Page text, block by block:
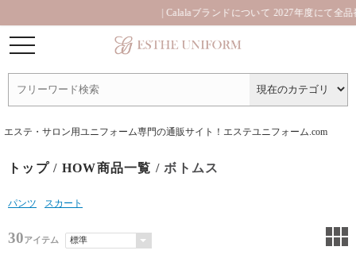
| Calalaブランドについて 2027年度にて全品番
エステ・サロン用ユニフォーム専門の通販サイト！エステユニフォーム.com
トップ/ HOW商品一覧 / ボトムス
パンツ スカート
30アイテム